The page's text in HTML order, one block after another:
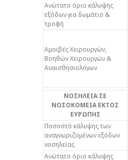
Ανώτατο όριο κάλυψης
εξόδων για δωμάτιο &
τροφή
Αμοιβές Χειρουργών,
Βοηθών Χειρουργών &
Αναισθησιολόγων
ΝΟΣΗΛΕΙΑ ΣΕ
ΝΟΣΟΚΟΜΕΙΑ ΕΚΤΟΣ
ΕΥΡΩΠΗΣ
Ποσοστό κάλυψης των
αναγνωριζομένων εξόδων
νοσηλείας
Ανώτατο όριο κάλυψης